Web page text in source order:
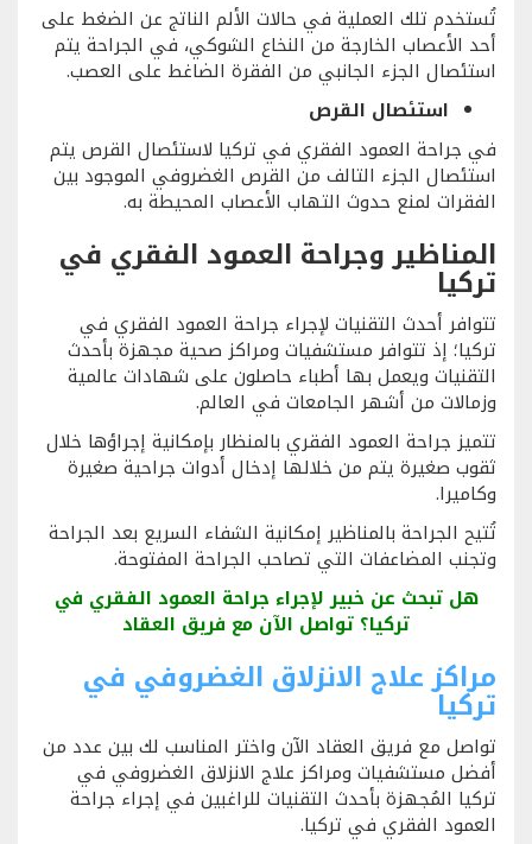
تُستخدم تلك العملية في حالات الألم الناتج عن الضغط على
أحد الأعصاب الخارجة من النخاع الشوكي، في الجراحة يتم
استئصال الجزء الجانبي من الفقرة الضاغط على العصب.
استئصال القرص
في جراحة العمود الفقري في تركيا لاستئصال القرص يتم
استئصال الجزء التالف من القرص الغضروفي الموجود بين
الفقرات لمنع حدوث التهاب الأعصاب المحيطة به.
المناظير وجراحة العمود الفقري في
تركيا
تتوافر أحدث التقنيات لإجراء جراحة العمود الفقري في
تركيا؛ إذ تتوافر مستشفيات ومراكز صحية مجهزة بأحدث
التقنيات ويعمل بها أطباء حاصلون على شهادات عالمية
وزمالات من أشهر الجامعات في العالم.
تتميز جراحة العمود الفقري بالمنظار بإمكانية إجراؤها خلال
ثقوب صغيرة يتم من خلالها إدخال أدوات جراحية صغيرة
وكاميرا.
تُتيح الجراحة بالمناظير إمكانية الشفاء السريع بعد الجراحة
وتجنب المضاعفات التي تصاحب الجراحة المفتوحة.
هل تبحث عن خبير لإجراء جراحة العمود الفقري في
تركيا؟ تواصل الآن مع فريق العقاد
مراكز علاج الانزلاق الغضروفي في
تركيا
تواصل مع فريق العقاد الآن واختر المناسب لك بين عدد من
أفضل مستشفيات ومراكز علاج الانزلاق الغضروفي في
تركيا المُجهزة بأحدث التقنيات للراغبين في إجراء جراحة
العمود الفقري في تركيا.